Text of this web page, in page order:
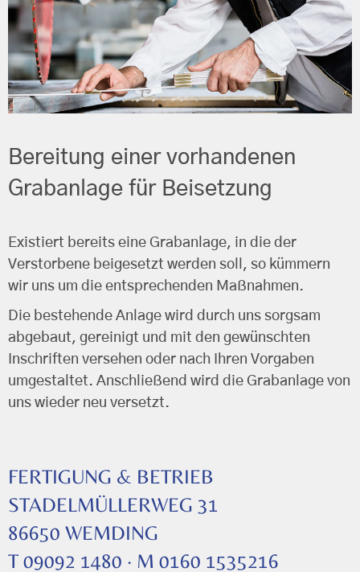
Bereitung einer vorhandenen
Grabanlage für Beisetzung
Existiert bereits eine Grabanlage, in die der
Verstorbene beigesetzt werden soll, so kümmern
wir uns um die entsprechenden Maßnahmen.
Die bestehende Anlage wird durch uns sorgsam
abgebaut, gereinigt und mit den gewünschten
Inschriften versehen oder nach Ihren Vorgaben
umgestaltet. Anschließend wird die Grabanlage von
uns wieder neu versetzt.
FERTIGUNG & BETRIEB
STADELMÜLLERWEG 31
86650 WEMDING
T 09092 1480 · M 0160 1535216